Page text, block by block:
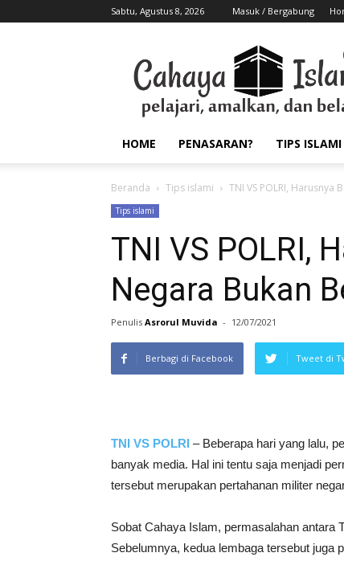
Sabtu, Agustus 8, 2026 Masuk / Bergabung
HOME PENASARAN? TIPS ISLAMI
Beranda Tips islami TNI VS POLRI,
Tips islami
TNI VS POLRI,
Negara Bukan
Penulis Asrorul Muvida - 12/07/2021
Berbagi di Facebook Tweet di
TNI VS POLRI – Beberapa hari yang lalu,
banyak media. Hal ini tentu saja menjadi
tersebut merupakan pertahanan militer
Sobat Cahaya Islam, permasalahan antara
Sebelumnya, kedua lembaga tersebut juga